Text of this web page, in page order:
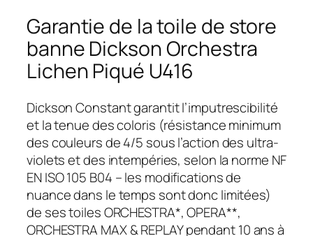
Garantie de la toile de store
banne Dickson Orchestra
Lichen Piqué U416
Dickson Constant garantit l’imputrescibilité
et la tenue des coloris (résistance minimum
des couleurs de 4/5 sous l’action des ultra-
violets et des intempéries, selon la norme NF
EN ISO 105 B04 – les modifications de
nuance dans le temps sont donc limitées)
de ses toiles ORCHESTRA*, OPERA**,
ORCHESTRA MAX & REPLAY pendant 10 ans à